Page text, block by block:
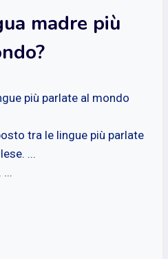
madre più
più parlate al mondo
tra le lingue più parlate
...